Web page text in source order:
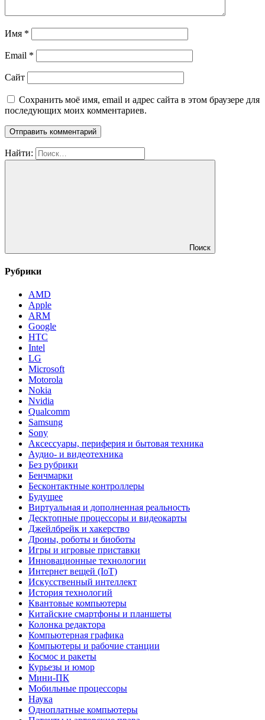
Имя *
Email *
Сайт
Сохранить моё имя, email и адрес сайта в этом браузере для
последующих моих комментариев.
Найти:
Поиск
Рубрики
AMD
Apple
ARM
Google
HTC
Intel
LG
Microsoft
Motorola
Nokia
Nvidia
Qualcomm
Samsung
Sony
Аксессуары, периферия и бытовая техника
Аудио- и видеотехника
Без рубрики
Бенчмарки
Бесконтактные контроллеры
Будущее
Виртуальная и дополненная реальность
Десктопные процессоры и видеокарты
Джейлбрейк и хакерство
Дроны, роботы и биоботы
Игры и игровые приставки
Инновационные технологии
Интернет вещей (IoT)
Искусственный интеллект
История технологий
Квантовые компьютеры
Китайские смартфоны и планшеты
Колонка редактора
Компьютерная графика
Компьютеры и рабочие станции
Космос и ракеты
Курьезы и юмор
Мини-ПК
Мобильные процессоры
Наука
Одноплатные компьютеры